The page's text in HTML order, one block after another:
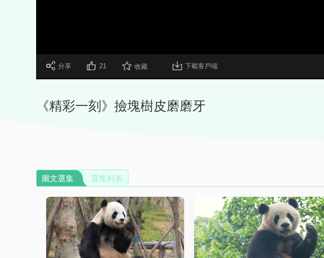
分享 21 收藏 下載客戶端
《精彩一刻》撿塊樹皮磨磨牙
圖文選集 選集列表